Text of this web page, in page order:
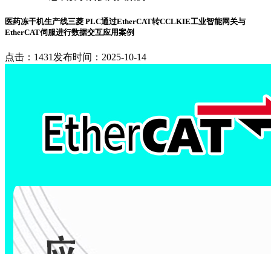
医药冻干机生产线三菱 PLC通过EtherCAT转CCLKIE工业智能网关与
EtherCAT伺服进行数据交互应用案例
点击：1431 发布时间：2025-10-14